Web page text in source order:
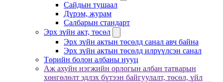
Сайдын тушаал
Дүрэм, журам
Салбарын стандарт
Эрх зүйн акт, төсөл
Эрх зүйн актын төсөлд санал авч байна
Эрх зүйн актын төсөлд илрүүлсэн санал
Төрийн болон албаны нууц
Аж ахуйн нэгжийн орлогын албан татварын
хөнгөлөлт эдлэх бүтээн байгуулалт, төсөл, үйл